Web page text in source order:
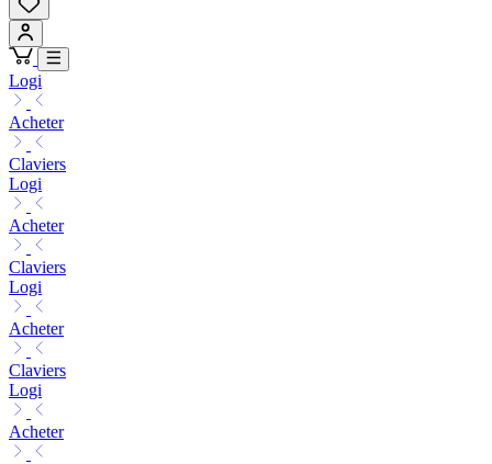
Logi
Acheter
Claviers
Logi
Acheter
Claviers
Logi
Acheter
Claviers
Logi
Acheter